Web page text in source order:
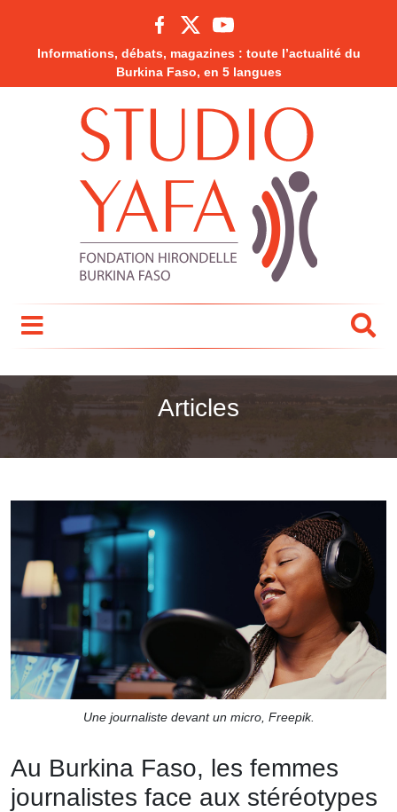
Informations, débats, magazines : toute l’actualité du
Burkina Faso, en 5 langues
Articles
Une journaliste devant un micro, Freepik.
Au Burkina Faso, les femmes
journalistes face aux stéréotypes